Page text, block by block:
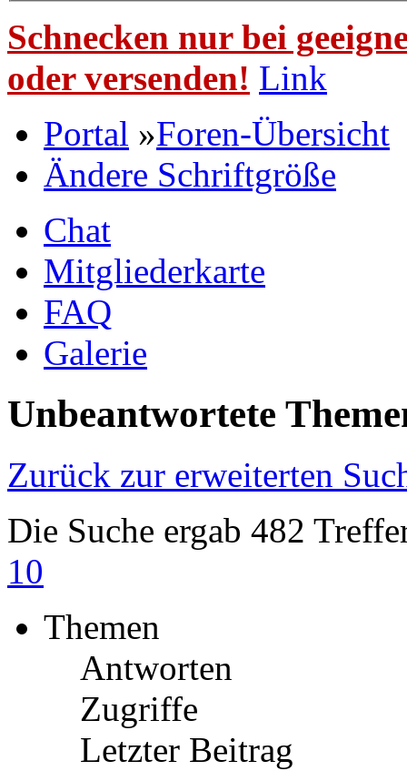
Schnecken nur bei
oder versenden! Link
Portal »Foren-Übersicht
Ändere Schriftgröße
Chat
Mitgliederkarte
FAQ
Galerie
Unbeantwortete
Zurück zur erweiterten
Die Suche ergab 482
10
Themen
Antworten
Zugriffe
Letzter Beitrag